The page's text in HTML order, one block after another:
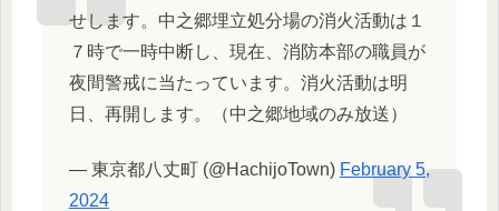
せします。中之郷埋立処分場の消火活動は１
７時で一時中断し、現在、消防本部の職員が
夜間警戒に当たっています。消火活動は明
日、再開します。（中之郷地域のみ放送）
— 東京都八丈町 (@HachijoTown) February 5,
2024